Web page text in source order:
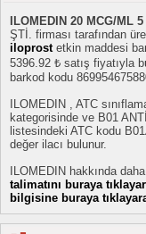
ILOMEDIN 20 MCG/ML
ŞTİ. firması tarafından
iloprost etkin maddesi
5396.92 ₺ satış fiyatıyla
barkod kodu
ILOMEDIN , ATC
kategorisinde ve B01
listesindeki ATC kodu
değer ilacı bulunur.
ILOMEDIN hakkında
talimatını buraya
bilgisine buraya